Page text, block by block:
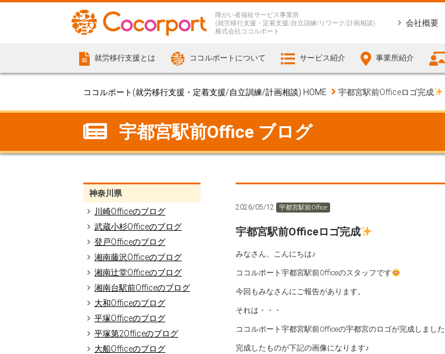
障がい者福祉サービス事業所
(就労移行支援・定着支援/自立訓練/リワーク/計画相談)
株式会社ココルポート
会社概要
就労移行支援とは ココルポートについて サービス紹介 事業所紹介
ココルポート(就労移行支援・定着支援/自立訓練/計画相談) HOME 宇都宮駅前Officeロゴ完成
宇都宮駅前Office ブログ
神奈川県
川崎Officeのブログ
武蔵小杉Officeのブログ
登戸Officeのブログ
湘南藤沢Officeのブログ
湘南辻堂Officeのブログ
湘南台駅前Officeのブログ
大和Officeのブログ
平塚Officeのブログ
平塚第2Officeのブログ
大船Officeのブログ
2026/05/12 宇都宮駅前Office
宇都宮駅前Officeロゴ完成
みなさん、こんにちは♪
ココルポート宇都宮駅前Officeのスタッフです
今回もみなさんにご報告があります。
それは・・・
ココルポート宇都宮駅前Officeの宇都宮のロゴが完成しました
完成したものが下記の画像になります♪